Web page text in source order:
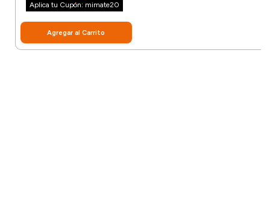
Aplica tu Cupón: mimate20
Agregar al Carrito